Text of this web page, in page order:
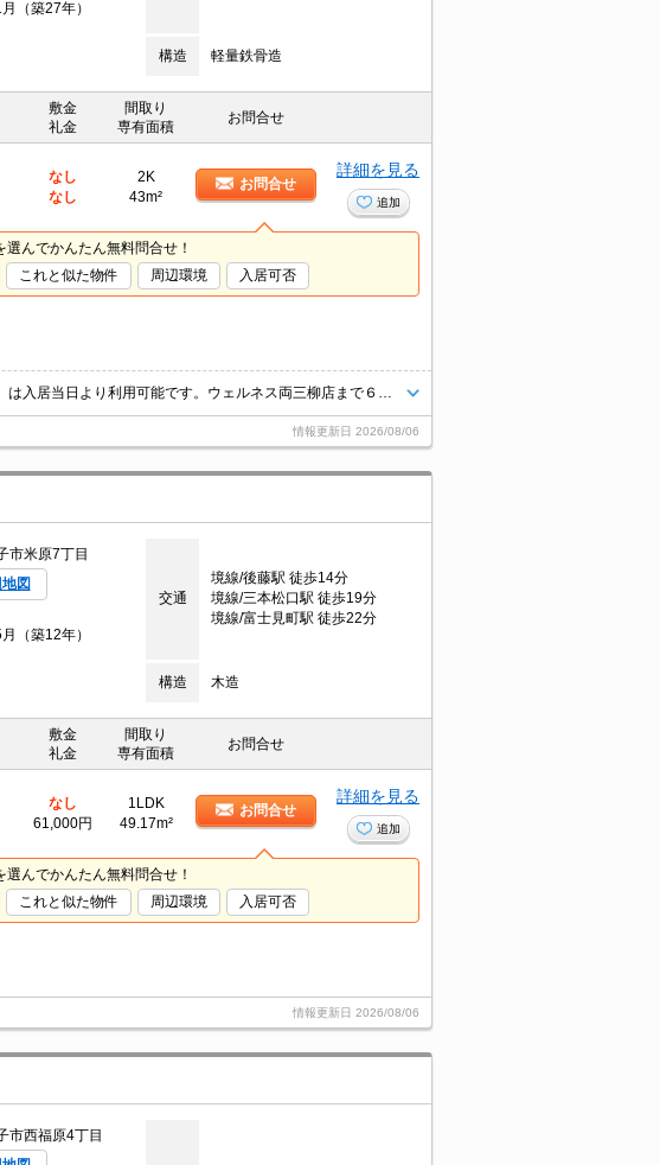
（築27年）
構造 軽量鉄骨造
敷金
礼金
間取り
専有面積
お問合せ
なし
なし
2K
43m²
お問合せ
詳細を見る
追加
んでかんたん無料問合せ！
これと似た物件 周辺環境 入居可否
情報更新日 2026/08/06
市米原7丁目
図
交通
境線/後藤駅 徒歩14分
境線/三本松口駅 徒歩19分
境線/富士見町駅 徒歩22分
（築12年）
構造 木造
敷金
礼金
間取り
専有面積
お問合せ
なし
61,000円
1LDK
49.17m²
お問合せ
詳細を見る
追加
んでかんたん無料問合せ！
これと似た物件 周辺環境 入居可否
情報更新日 2026/08/06
市西福原4丁目